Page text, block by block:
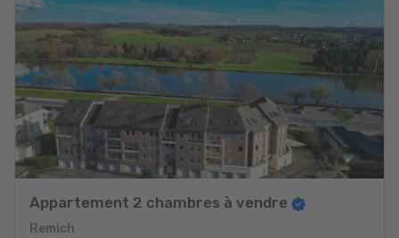
Appartement 2 chambres à vendre
Remich